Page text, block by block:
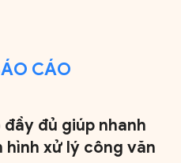
CÁO
đủ giúp nhanh
xử lý công văn